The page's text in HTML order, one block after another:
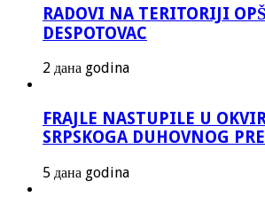
RADOVI NA TERITORIJI
DESPOTOVAC
2 дана godina
FRAJLE NASTUPILE U
SRPSKOGA DUHOVNOG
5 дана godina